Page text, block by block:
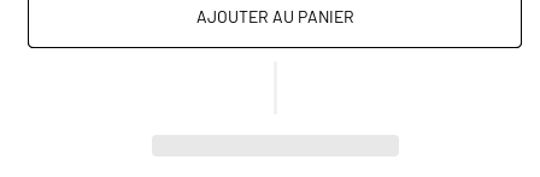
AJOUTER AU PANIER